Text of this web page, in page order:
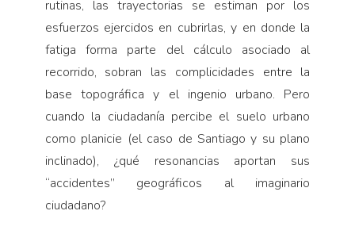
rutinas, las trayectorias se estiman por los
esfuerzos ejercidos en cubrirlas, y en donde la
fatiga forma parte del cálculo asociado al
recorrido, sobran las complicidades entre la
base topográfica y el ingenio urbano. Pero
cuando la ciudadanía percibe el suelo urbano
como planicie (el caso de Santiago y su plano
inclinado), ¿qué resonancias aportan sus
“accidentes” geográficos al imaginario
ciudadano?